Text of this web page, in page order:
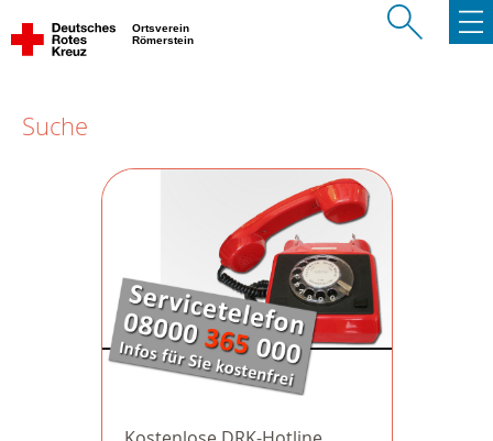
Ortsverein
Römerstein
Suche